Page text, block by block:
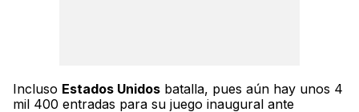
Incluso Estados Unidos batalla, pues aún hay unos 4
mil 400 entradas para su juego inaugural ante